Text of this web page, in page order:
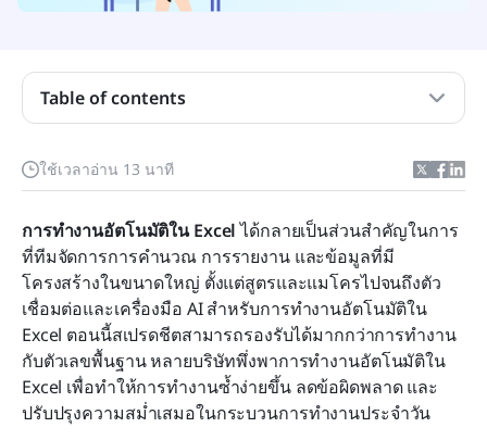
ใช้เวลาอ่าน 13 นาที
การทำงานอัตโนมัติใน Excel ได้กลายเป็นส่วนสำคัญในการ
ที่ทีมจัดการการคำนวณ การรายงาน และข้อมูลที่มี
โครงสร้างในขนาดใหญ่ ตั้งแต่สูตรและแมโครไปจนถึงตัว
เชื่อมต่อและเครื่องมือ AI สำหรับการทำงานอัตโนมัติใน
Excel ตอนนี้สเปรดชีตสามารถรองรับได้มากกว่าการทำงาน
กับตัวเลขพื้นฐาน หลายบริษัทพึ่งพาการทำงานอัตโนมัติใน
Excel เพื่อทำให้การทำงานซ้ำง่ายขึ้น ลดข้อผิดพลาด และ
ปรับปรุงความสม่ำเสมอในกระบวนการทำงานประจำวัน
Table of contents
ความหมายที่แท้จริงของการทำงานอัตโนมัติใน Excel
ในปัจจุบัน
วิธีการทำงานอัตโนมัติใน Excel แบบเนทีฟที่คุณควรรู้
วัน
6 เครื่องมืออัตโนมัติ Excel ที่ดีที่สุดสำหรับเวิร์กโฟลว์
สมัยใหม่
ทำไมการทำงานอัตโนมัติของ Excel จึงมีปัญหาเมื่อ
ทีมเติบโต
การเลือกแนวทางที่เหมาะสมสำหรับความต้องการ